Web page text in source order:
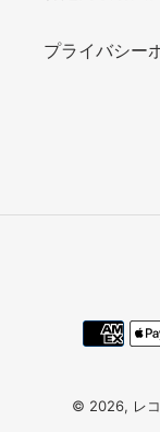
プライバシー
© 2026, レ